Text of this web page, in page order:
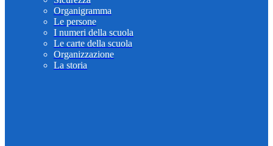
Organigramma
Le persone
I numeri della scuola
Le carte della scuola
Organizzazione
La storia